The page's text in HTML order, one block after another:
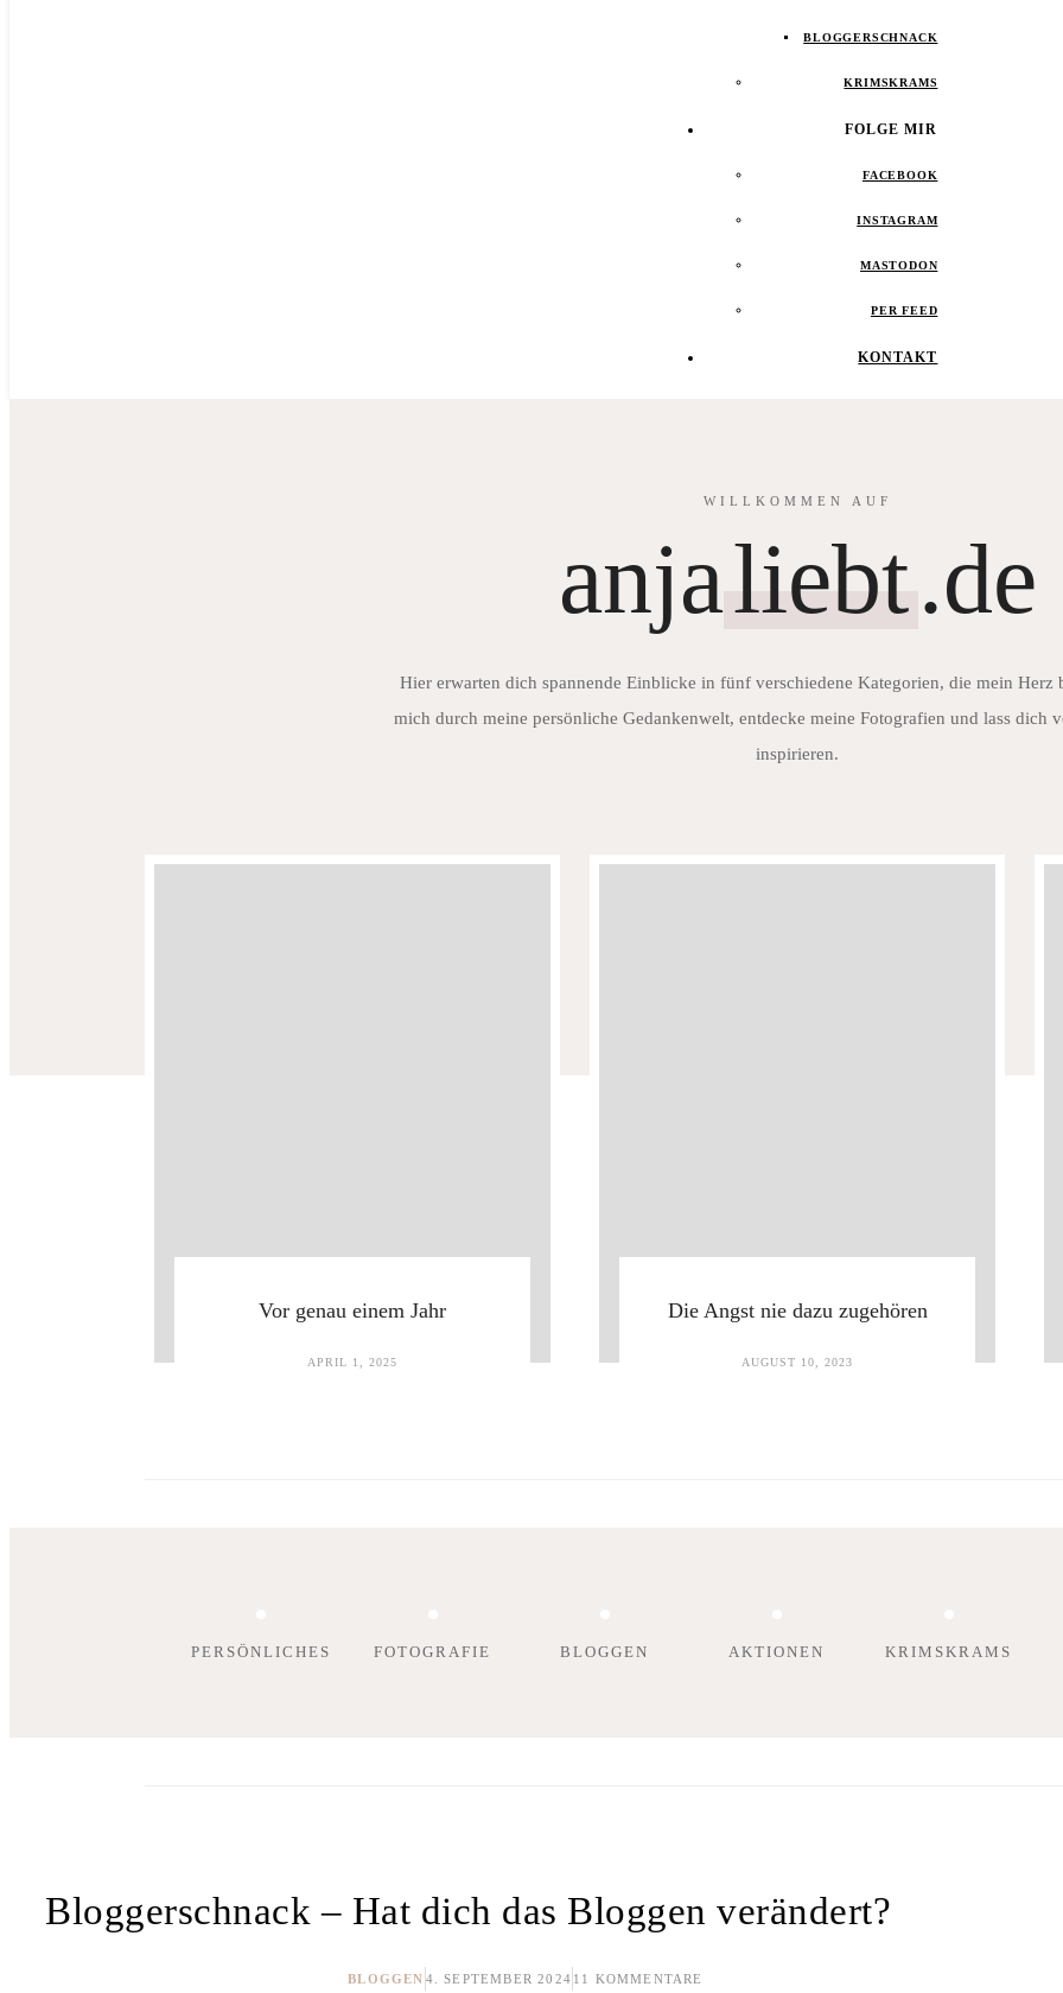
BLOGGERSCHNACK
KRIMSKRAMS
FOLGE MIR
FACEBOOK
INSTAGRAM
MASTODON
PER FEED
KONTAKT
WILLKOMMEN AUF
anjaliebt.de
Hier erwarten dich spannende Einblicke in fünf verschiedene Kategorien, die mein Herz
mich durch meine persönliche Gedankenwelt, entdecke meine Fotografien und lass dich
inspirieren.
Vor genau einem Jahr
APRIL 1, 2025
Die Angst nie dazu zugehören
AUGUST 10, 2023
PERSÖNLICHES FOTOGRAFIE BLOGGEN AKTIONEN KRIMSKRAMS
Bloggerschnack – Hat dich das Bloggen verändert?
BLOGGEN 4. SEPTEMBER 2024 11 KOMMENTARE